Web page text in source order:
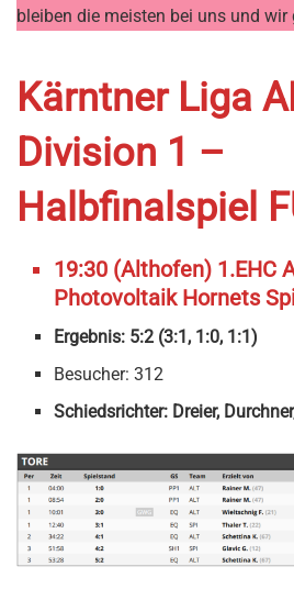
bleiben die meisten bei uns und wir
Kärntner Liga
Division 1 –
Halbfinalspiel
19:30 (Althofen) 1.EHC
Photovoltaik Hornets
Ergebnis: 5:2 (3:1, 1:0, 1:1)
Besucher: 312
Schiedsrichter: Dreier,